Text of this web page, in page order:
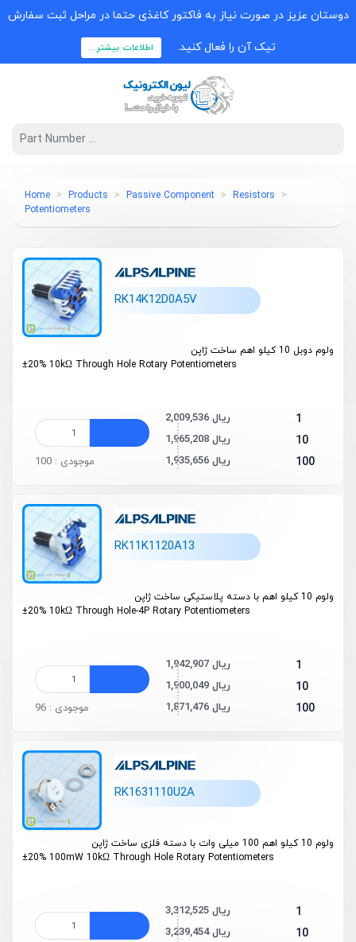
دوستان عزیز در صورت نیاز به فاکتور کاغذی حتما در مراحل ثبت سفارش
تیک آن را فعال کنید. اطلاعات بیشتر...
Home Products Passive Component
Resistors
Potentiometers
RK14K12D0A5V
ولوم دوبل 10 کیلو اهم ساخت ژاپن
±20% 10kΩ Through Hole Rotary Potentiometers
1 2,009,536 ریال
10 1,965,208 ریال
100 1,935,656 ریال موجودی : 100
RK11K1120A13
ولوم 10 کیلو اهم با دسته پلاستیکی ساخت ژاپن
±20% 10kΩ Through Hole-4P Rotary Potentiometers
1 1,942,907 ریال
10 1,900,049 ریال
100 1,871,476 ریال موجودی : 96
RK1631110U2A
ولوم 10 کیلو اهم 100 میلی وات با دسته فلزی ساخت ژاپن
±20% 100mW 10kΩ Through Hole Rotary Potentiometers
1 3,312,525 ریال
10 3,239,454 ریال